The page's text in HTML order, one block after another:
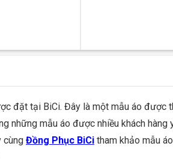
đặt tại BiCi. Đây là một mẫu áo được
những mẫu áo được nhiều khách hàng
cùng Đồng Phục BiCi tham khảo mẫu